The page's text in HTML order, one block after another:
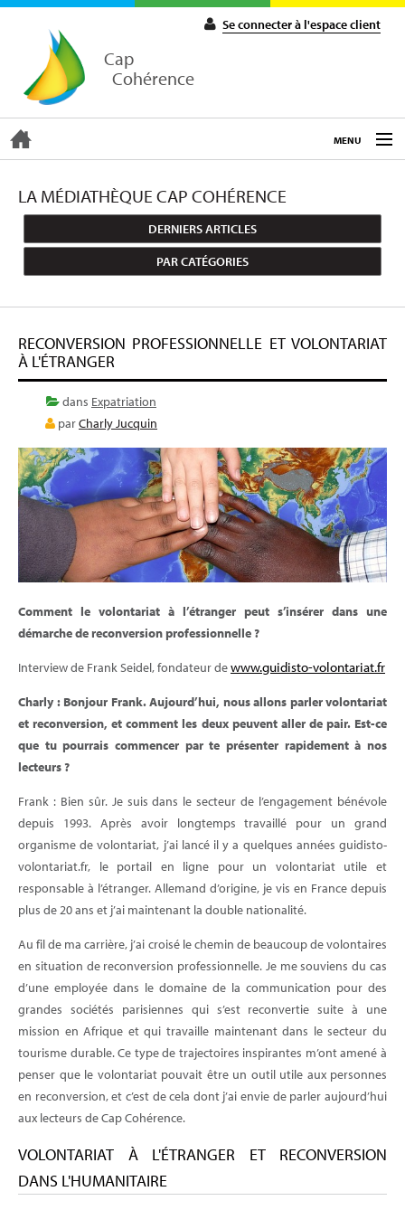
Cap
Cohérence
Se connecter à l'espace client
MENU
ACCUEIL
EXPERTISE
FORMATIONS
BLOG
LA MÉDIATHÈQUE CAP COHÉRENCE
DERNIERS ARTICLES
PAR CATÉGORIES
RECONVERSION PROFESSIONNELLE ET VOLONTARIAT
À L'ÉTRANGER
dans Expatriation
parCharly Jucquin
Comment le volontariat à l’étranger peut s’insérer dans une
démarche de reconversion professionnelle ?
Interview de Frank Seidel, fondateur dewww.guidisto-volontariat.fr
Charly : Bonjour Frank. Aujourd’hui, nous allons parler volontariat
et reconversion, et comment les deux peuvent aller de pair. Est-ce
que tu pourrais commencer par te présenter rapidement à nos
lecteurs ?
Frank : Bien sûr. Je suis dans le secteur de l’engagement bénévole
depuis 1993. Après avoir longtemps travaillé pour un grand
organisme de volontariat, j’ai lancé il y a quelques années guidisto-
volontariat.fr, le portail en ligne pour un volontariat utile et
responsable à l’étranger. Allemand d’origine, je vis en France depuis
plus de 20 ans et j’ai maintenant la double nationalité.
Au fil de ma carrière, j’ai croisé le chemin de beaucoup de volontaires
en situation de reconversion professionnelle. Je me souviens du cas
d’une employée dans le domaine de la communication pour des
grandes sociétés parisiennes qui s’est reconvertie suite à une
mission en Afrique et qui travaille maintenant dans le secteur du
tourisme durable. Ce type de trajectoires inspirantes m’ont amené à
penser que le volontariat pouvait être un outil utile aux personnes
en reconversion, et c’est de cela dont j’ai envie de parler aujourd’hui
aux lecteurs de Cap Cohérence.
VOLONTARIAT À L'ÉTRANGER ET RECONVERSION
DANS L'HUMANITAIRE